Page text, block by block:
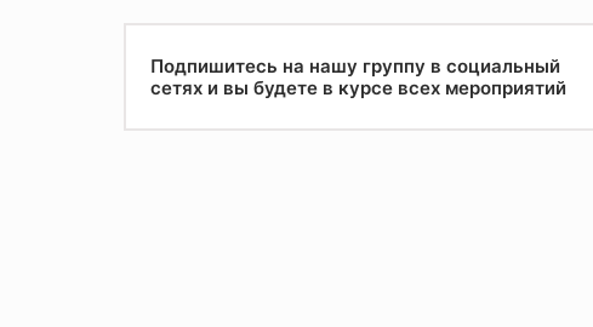
Подпишитесь на нашу группу в социальный
сетях и вы будете в курсе всех мероприятий